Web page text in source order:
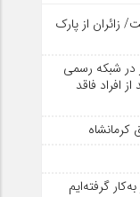
زائران از پارک
در شبکه رسمی
افراد فاقد
گرفته‌ایم